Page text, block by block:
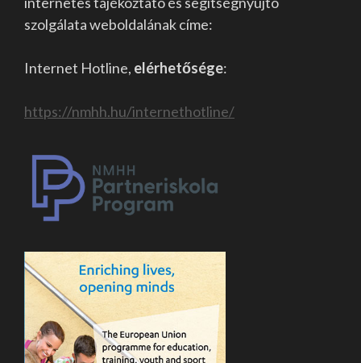
szolgálata weboldalának címe:
Internet Hotline, elérhetősége:
https://nmhh.hu/internethotline/